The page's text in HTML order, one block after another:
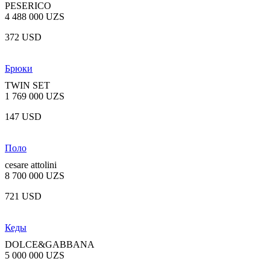
PESERICO
4 488 000 UZS
372 USD
Брюки
TWIN SET
1 769 000 UZS
147 USD
Поло
cesare attolini
8 700 000 UZS
721 USD
Кеды
DOLCE&GABBANA
5 000 000 UZS